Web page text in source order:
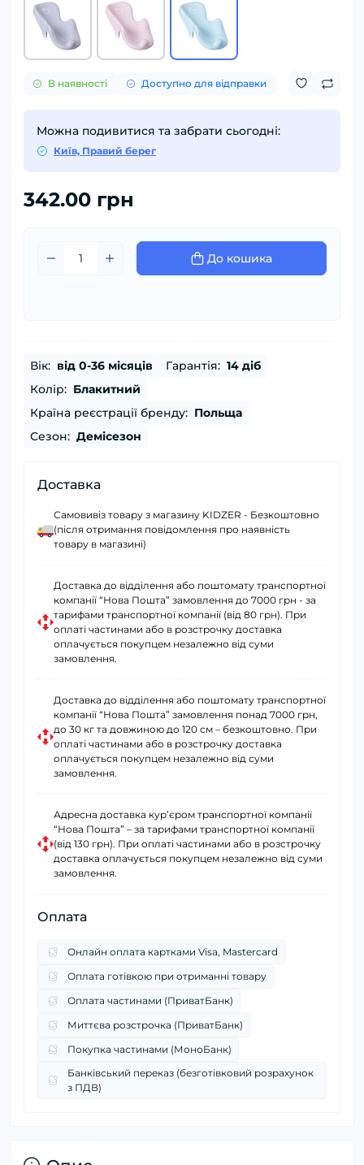
В наявності Доступно для відправки
Можна подивитися та забрати сьогодні:
Київ, Правий берег
342.00 грн
До кошика
Вік: від 0-36 місяців Гарантія: 14 діб
Колір: Блакитний
Країна реєстрації бренду: Польща
Сезон: Демісезон
Доставка
Самовивіз товару з магазину KIDZER - Безкоштовно
(після отримання повідомлення про наявність
товару в магазині)
Доставка до відділення або поштомату транспортної
компанії “Нова Пошта” замовлення до 7000 грн - за
тарифами транспортної компанії (від 80 грн). При
оплаті частинами або в розстрочку доставка
оплачується покупцем незалежно від суми
замовлення.
Доставка до відділення або поштомату транспортної
компанії “Нова Пошта” замовлення понад 7000 грн,
до 30 кг та довжиною до 120 см – безкоштовно. При
оплаті частинами або в розстрочку доставка
оплачується покупцем незалежно від суми
замовлення.
Адресна доставка курʼєром транспортної компанії
“Нова Пошта” – за тарифами транспортної компанії
(від 130 грн). При оплаті частинами або в розстрочку
доставка оплачується покупцем незалежно від суми
замовлення.
Оплата
Онлайн оплата картками Visa, Mastercard
Оплата готівкою при отриманні товару
Оплата частинами (ПриватБанк)
Миттєва розстрочка (ПриватБанк)
Покупка частинами (МоноБанк)
Банківський переказ (безготівковий розрахунок
з ПДВ)